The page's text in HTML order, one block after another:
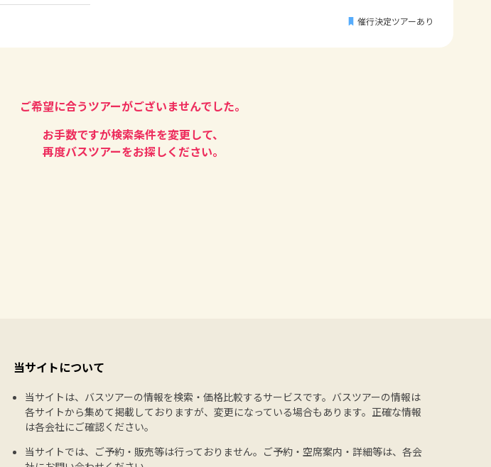
催行決定ツアーあり
ご希望に合うツアーがございませんでした。
お手数ですが検索条件を変更して、
再度バスツアーをお探しください。
当サイトについて
当サイトは、バスツアーの情報を検索・価格比較するサービスです。バスツアーの情報は
各サイトから集めて掲載しておりますが、変更になっている場合もあります。正確な情報
は各会社にご確認ください。
当サイトでは、ご予約・販売等は行っておりません。ご予約・空席案内・詳細等は、各会